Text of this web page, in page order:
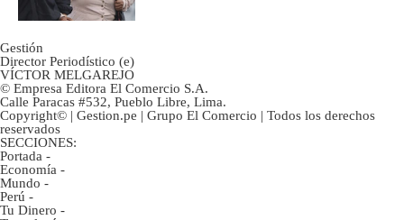
Gestión
Director Periodístico (e)
VÍCTOR MELGAREJO
© Empresa Editora El Comercio S.A.
Calle Paracas #532, Pueblo Libre, Lima.
Copyright© | Gestion.pe | Grupo El Comercio | Todos los derechos
reservados
SECCIONES:
Portada -
Economía -
Mundo -
Perú -
Tu Dinero -